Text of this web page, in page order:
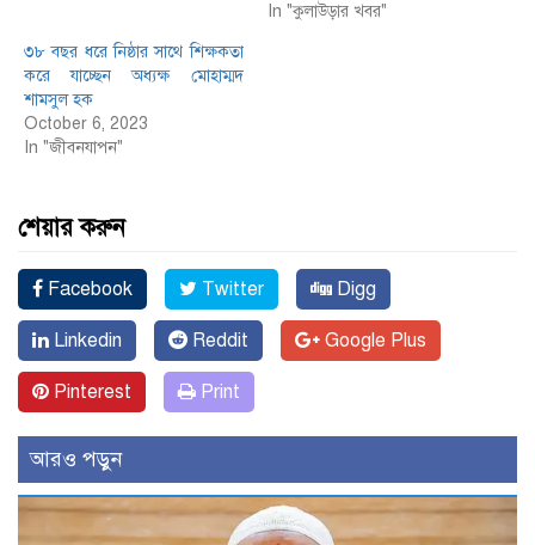
In "কুলাউড়ার খবর"
৩৮ বছর ধরে নিষ্ঠার সাথে শিক্ষকতা
করে যাচ্ছেন অধ্যক্ষ মোহাম্মদ
শামসুল হক
October 6, 2023
In "জীবনযাপন"
শেয়ার করুন
Facebook Twitter Digg
Linkedin Reddit Google Plus
Pinterest Print
আরও পড়ুন